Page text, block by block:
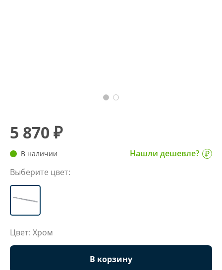
5 870 ₽
В наличии
Нашли дешевле?
Выберите цвет:
Цвет: Хром
В корзину